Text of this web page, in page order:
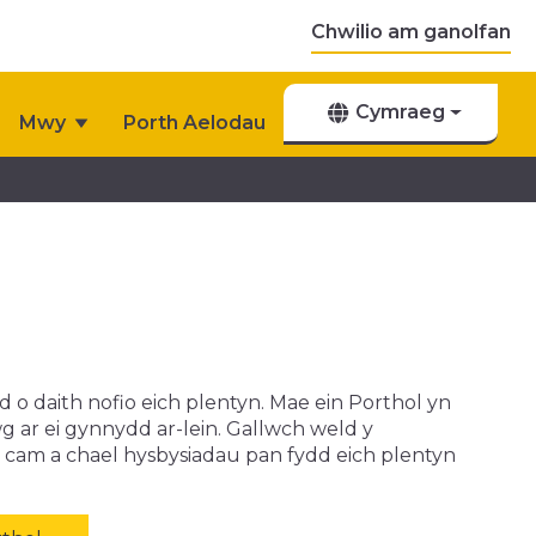
Chwilio am ganolfan
Mwy Porth Aelodau Cymraeg
Digwyddiadau i Ddod
o daith nofio eich plentyn. Mae ein Porthol yn
ar ei gynnydd ar-lein. Gallwch weld y
a chael hysbysiadau pan fydd eich plentyn